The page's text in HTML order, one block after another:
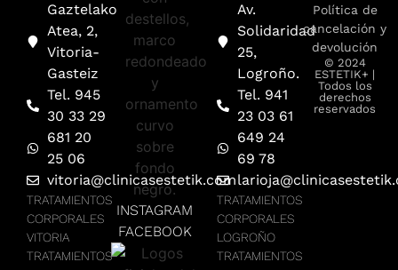
Gaztelako
Atea, 2,
Vitoria-
Gasteiz
Tel. 945
30 33 29
681 20
25 06
vitoria@clinicasestetik.com
TRATAMIENTOS
CORPORALES
VITORIA
TRATAMIENTOS
INSTAGRAM
FACEBOOK
Av.
Solidaridad
25,
Logroño.
Tel. 941
23 03 61
649 24
69 78
TRATAMIENTOS
CORPORALES
LOGROÑO
TRATAMIENTOS
Política de
cancelación y
devolución
© 2024
ESTETIK+ |
Todos los
derechos
reservados